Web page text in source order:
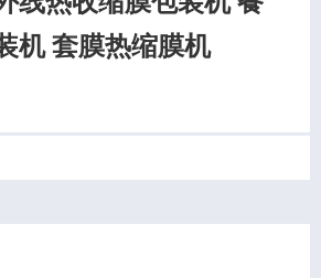
机 套膜热缩膜机